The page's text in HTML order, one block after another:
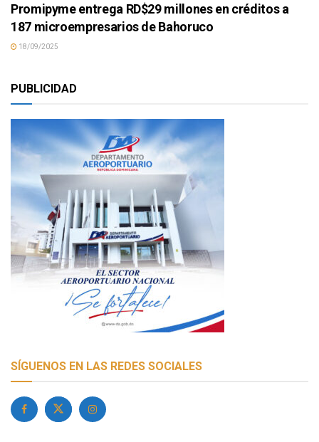
Promipyme entrega RD$29 millones en créditos a
187 microempresarios de Bahoruco
18/09/2025
PUBLICIDAD
SÍGUENOS EN LAS REDES SOCIALES